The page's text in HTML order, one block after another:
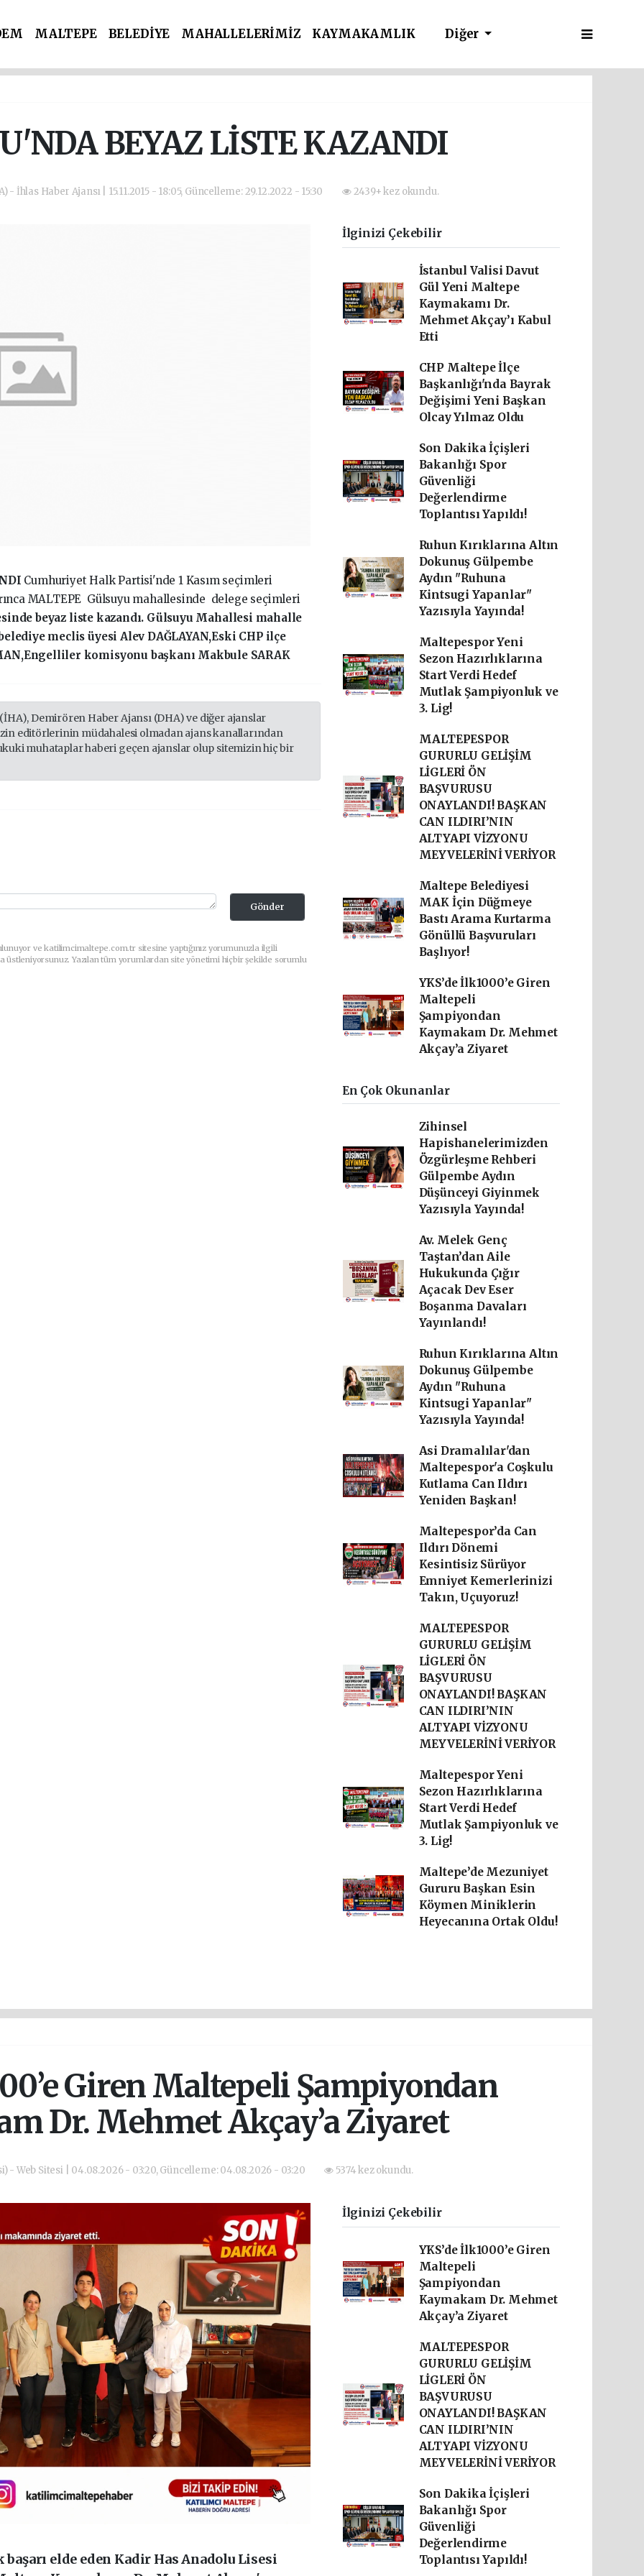
MALTEPE BELEDİYE MAHALLELERİMİZ
KAYMAKAMLIK
Diğer
BEYAZ LİSTE KAZANDI
- İhlas Haber Ajansı | 15.11.2015 - 18:05, Güncelleme: 29.12.2022 - 15:30 2439+ kez okundu.
Cumhuriyet Halk Partisi'nde 1 Kasım seçimleri
MALTEPE Gülsuyu mahallesinde delege seçimleri
beyaz liste kazandı. Gülsuyu Mahallesi mahalle
meclis üyesi Alev DAĞLAYAN,Eski CHP ilçe
komisyonu başkanı Makbule SARAK
Demirören Haber Ajansı (DHA) ve diğer ajanslar
editörlerinin müdahalesi olmadan ajans kanallarından
muhataplar haberi geçen ajanslar olup sitemizin hiç bir
Gönder
ve katilimcimaltepe.com.tr sitesine yaptığınız yorumunuzla ilgili
üstleniyorsunuz. Yazılan tüm yorumlardan site yönetimi hiçbir şekilde sorumlu
İlginizi Çekebilir
İstanbul Valisi Davut
Gül Yeni Maltepe
Kaymakamı Dr.
Mehmet Akçay’ı Kabul
Etti
CHP Maltepe İlçe
Başkanlığı'nda Bayrak
Değişimi Yeni Başkan
Olcay Yılmaz Oldu
Son Dakika İçişleri
Bakanlığı Spor
Güvenliği
Değerlendirme
Toplantısı Yapıldı!
Ruhun Kırıklarına Altın
Dokunuş Gülpembe
Aydın "Ruhuna
Kintsugi Yapanlar"
Yazısıyla Yayında!
Maltepespor Yeni
Sezon Hazırlıklarına
Start Verdi Hedef
Mutlak Şampiyonluk ve
3. Lig!
MALTEPESPOR
GURURLU GELİŞİM
LİGLERİ ÖN
BAŞVURUSU
ONAYLANDI! BAŞKAN
CAN ILDIRI’NIN
ALTYAPI VİZYONU
MEYVELERİNİ VERİYOR
Maltepe Belediyesi
MAK İçin Düğmeye
Bastı Arama Kurtarma
Gönüllü Başvuruları
Başlıyor!
YKS’de İlk1000’e Giren
Maltepeli
Şampiyondan
Kaymakam Dr. Mehmet
Akçay’a Ziyaret
En Çok Okunanlar
Zihinsel
Hapishanelerimizden
Özgürleşme Rehberi
Gülpembe Aydın
Düşünceyi Giyinmek
Yazısıyla Yayında!
Av. Melek Genç
Taştan’dan Aile
Hukukunda Çığır
Açacak Dev Eser
Boşanma Davaları
Yayınlandı!
Ruhun Kırıklarına Altın
Dokunuş Gülpembe
Aydın "Ruhuna
Kintsugi Yapanlar"
Yazısıyla Yayında!
Asi Dramalılar'dan
Maltepespor'a Coşkulu
Kutlama Can Ildırı
Yeniden Başkan!
Maltepespor’da Can
Ildırı Dönemi
Kesintisiz Sürüyor
Emniyet Kemerlerinizi
Takın, Uçuyoruz!
MALTEPESPOR
GURURLU GELİŞİM
LİGLERİ ÖN
BAŞVURUSU
ONAYLANDI! BAŞKAN
CAN ILDIRI’NIN
ALTYAPI VİZYONU
MEYVELERİNİ VERİYOR
Maltepespor Yeni
Sezon Hazırlıklarına
Start Verdi Hedef
Mutlak Şampiyonluk ve
3. Lig!
Maltepe’de Mezuniyet
Gururu Başkan Esin
Köymen Miniklerin
Heyecanına Ortak Oldu!
Giren Maltepeli Şampiyondan
Dr. Mehmet Akçay’a Ziyaret
- Web Sitesi | 04.08.2026 - 03:20, Güncelleme: 04.08.2026 - 03:20 5374 kez okundu.
elde eden Kadir Has Anadolu Lisesi
İlginizi Çekebilir
YKS’de İlk1000’e Giren
Maltepeli
Şampiyondan
Kaymakam Dr. Mehmet
Akçay’a Ziyaret
MALTEPESPOR
GURURLU GELİŞİM
LİGLERİ ÖN
BAŞVURUSU
ONAYLANDI! BAŞKAN
CAN ILDIRI’NIN
ALTYAPI VİZYONU
MEYVELERİNİ VERİYOR
Son Dakika İçişleri
Bakanlığı Spor
Güvenliği
Değerlendirme
Toplantısı Yapıldı!